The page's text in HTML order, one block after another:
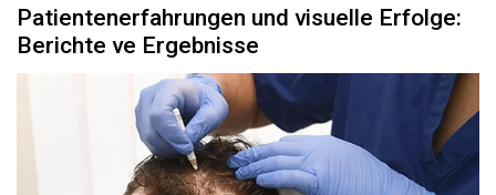
Patientenerfahrungen und visuelle Erfolge:
Berichte ve Ergebnisse